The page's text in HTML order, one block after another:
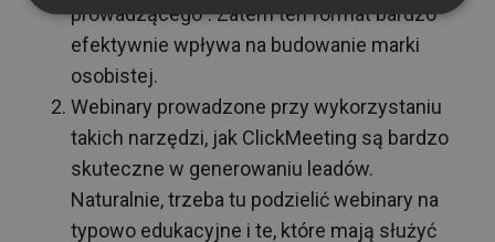
prowadzącego”. Zatem ten format bardzo
efektywnie wpływa na budowanie marki
osobistej.
Webinary prowadzone przy wykorzystaniu
takich narzędzi, jak ClickMeeting są bardzo
skuteczne w generowaniu leadów.
Naturalnie, trzeba tu podzielić webinary na
typowo edukacyjne i te, które mają służyć